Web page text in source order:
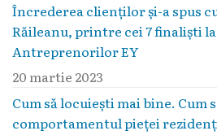
Încrederea clienților și-a spus
Răileanu, printre cei 7 finaliști
Antreprenorilor EY
20 martie 2023
Cum să locuieşti mai bine. Cum
comportamentul pieţei